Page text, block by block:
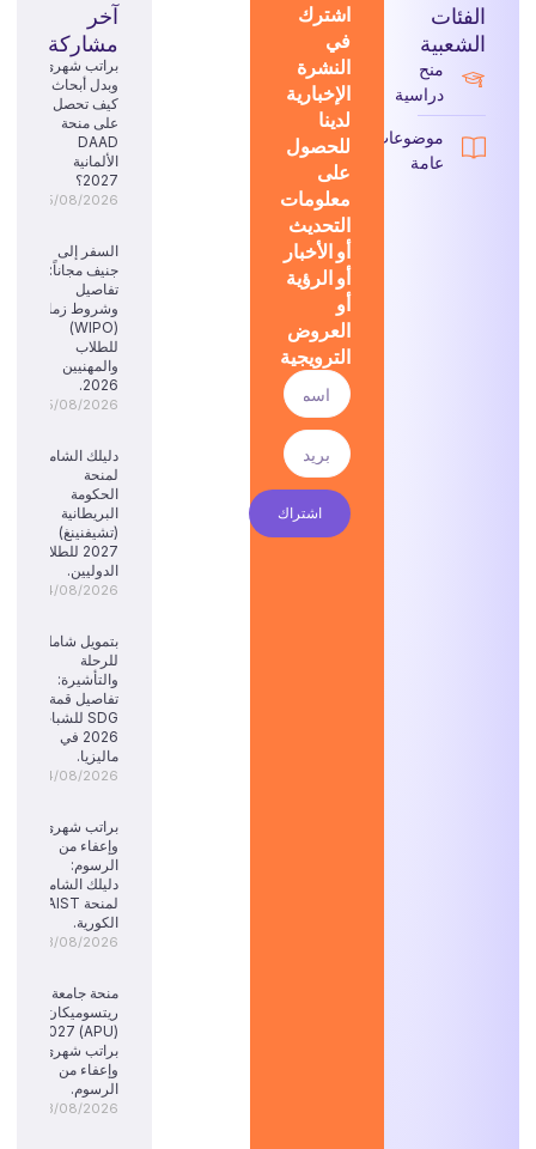
الفئات
الشعبية
منح
دراسية
موضوعات
عامة
اشترك
النشرة
الإخبارية
للحصول
على
معلومات
التحديث
أو الأخبار
أو الرؤية
العروض
الترويجية
اشتراك
آخر
مشاركة
براتب شهري
وبدل أبحاث:
كيف تحصل
على منحة
DAAD
الألمانية
2027؟
05/08/2026
السفر إلى
جنيف مجاناً:
تفاصيل
وشروط زمالة
(WIPO)
للطلاب
والمهنيين
2026.
05/08/2026
دليلك الشامل
لمنحة
الحكومة
البريطانية
(تشيفنينغ)
2027 للطلاب
الدوليين.
04/08/2026
بتمويل شامل
للرحلة
والتأشيرة:
تفاصيل قمة
SDG للشباب
2026 في
ماليزيا.
04/08/2026
براتب شهري
وإعفاء من
الرسوم:
دليلك الشامل
لمنحة KAIST
الكورية.
03/08/2026
منحة جامعة
ريتسوميكان
(APU) 2027:
براتب شهري
وإعفاء من
الرسوم.
03/08/2026